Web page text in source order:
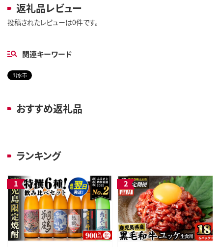
返礼品レビュー
投稿されたレビューは0件です。
関連キーワード
出水市
おすすめ返礼品
ランキング